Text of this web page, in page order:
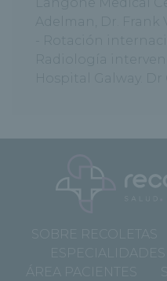
SOBRE RECOLETAS
ESPECIALIDADES
ÁREA PACIENTES